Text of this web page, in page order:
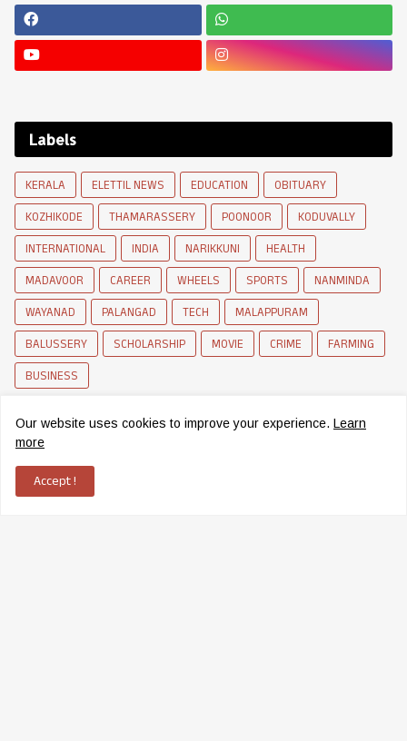
Labels
KERALA ELETTIL NEWS EDUCATION
OBITUARY
KOZHIKODE
THAMARASSERY POONOOR
KODUVALLY
INTERNATIONAL
INDIA NARIKKUNI
HEALTH
MADAVOOR
CAREER WHEELS SPORTS
NANMINDA
WAYANAD
PALANGAD TECH
MALAPPURAM
BALUSSERY
SCHOLARSHIP MOVIE CRIME
FARMING
BUSINESS
Our website uses cookies to improve your experience. Learn
more
Accept !